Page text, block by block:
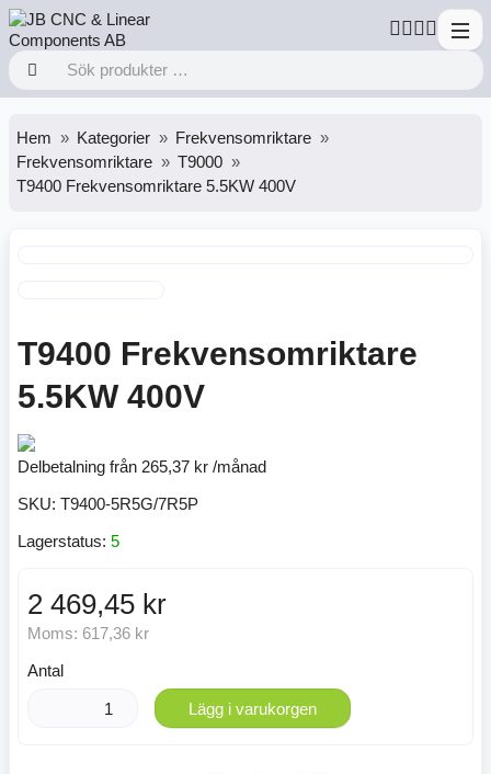
Hem Kategorier
Frekvensomriktare
Frekvensomriktare
T9000
T9400 Frekvensomriktare 5.5KW 400V
T9400 Frekvensomriktare
5.5KW 400V
Delbetalning från 265,37 kr /månad
SKU: T9400-5R5G/7R5P
Lagerstatus: 5
2 469,45 kr
Moms: 617,36 kr
Antal
Lägg i varukorgen